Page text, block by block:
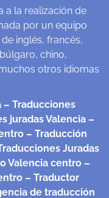
a la realización de
por un equipo
inglés, francés,
chino,
otros idiomas
– Traducciones
juradas Valencia –
– Traducción
Juradas
Valencia centro –
– Traductor
de traducción